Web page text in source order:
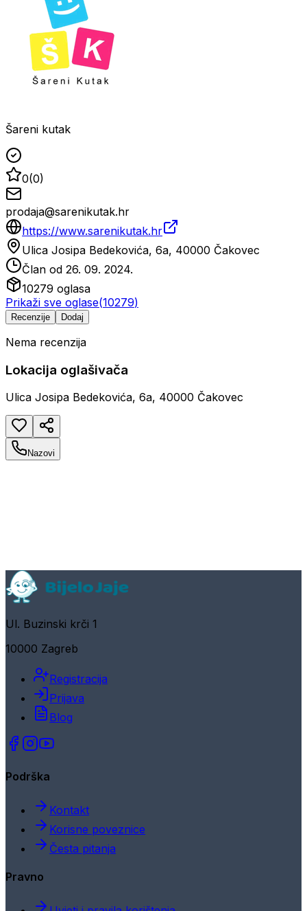
Šareni kutak
0(0)
prodaja@sarenikutak.hr
https://www.sarenikutak.hr
Ulica Josipa Bedekovića, 6a, 40000 Čakovec
Član od 26. 09. 2024.
10279 oglasa
Prikaži sve oglase(10279)
Recenzije Dodaj
Nema recenzija
Lokacija oglašivača
Ulica Josipa Bedekovića, 6a, 40000 Čakovec
Nazovi
Ul. Buzinski krči 1
10000 Zagreb
Registracija
Prijava
Blog
Podrška
Kontakt
Korisne poveznice
Česta pitanja
Pravno